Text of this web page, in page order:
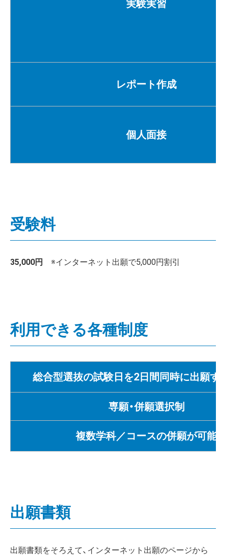
実験実習
レポート作成
個人面接
受験料
35,000円 ※インターネット出願で5,000円割引
利用できる各種制度
総合型選抜の試験日を2日間同時に出願す
専願・併願選択制
複数学科／コースの併願が可能
出願書類
出願書類をそろえて、インターネット出願のページから